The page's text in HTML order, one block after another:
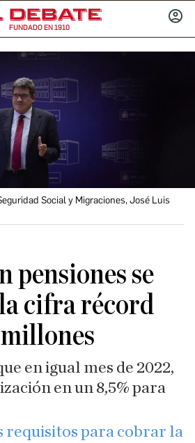
FUNDADO EN 1910
Social y Migraciones, José Luis
pensiones se
cifra récord
en igual mes de 2022,
en un 8,5% para
requisitos para cobrar la